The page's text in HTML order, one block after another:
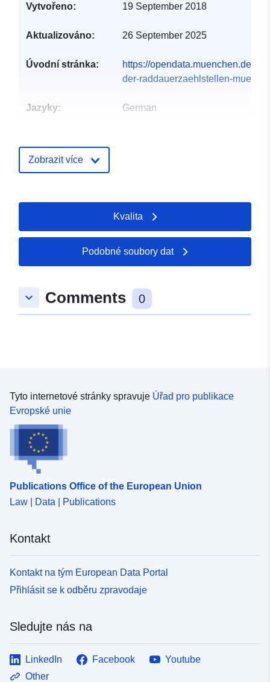
Vytvořeno: 19 September 2018
Aktualizováno: 26 September 2025
Úvodní stránka:
https://opendata.muenchen.de/
der-raddauerzaehlstellen-
Jazyky: German
Verhaltensdaten
E-mail:
záznam:
03 June 2026
Aktualizace údajů.europa.eu:
uriRef:
http://data.europa.eu/88u/dataset/
Přístupová práva:
Zobrazit více
Kvalita
Podobné soubory dat
keyboard_arrow_down Comments 0
Tyto internetové stránky spravuje Úřad pro publikace
Evropské unie
Publications Office of the European Union
Law | Data | Publications
Kontakt
Kontakt na tým European Data Portal
Přihlásit se k odběru zpravodaje
Sledujte nás na
LinkedIn Facebook
Youtube
Other